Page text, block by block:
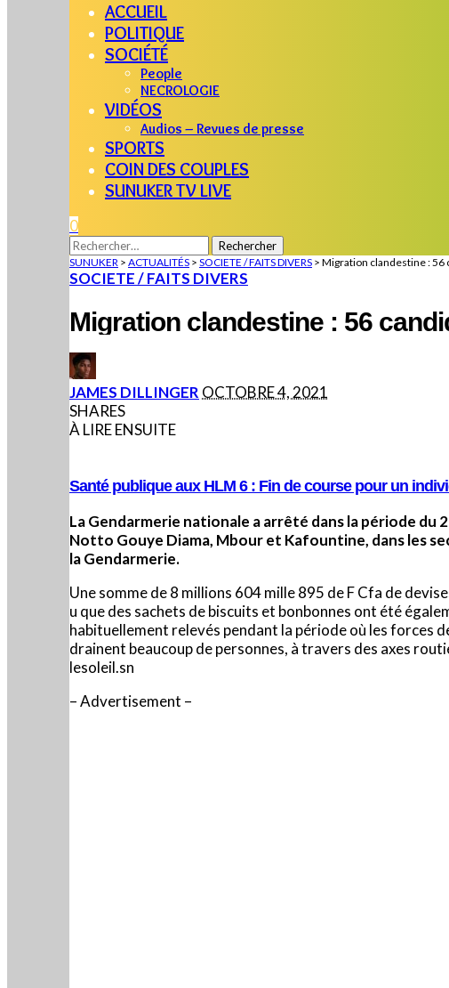
ACCUEIL
POLITIQUE
SOCIÉTÉ
People
NECROLOGIE
VIDÉOS
Audios – Revues de presse
SPORTS
COIN DES COUPLES
SUNUKER TV LIVE
0
Rechercher :
SUNUKER > ACTUALITÉS > SOCIETE / FAITS DIVERS > Migration clandestine : 56
SOCIETE / FAITS DIVERS
Migration clandestine : 56
POSTED
BY
JAMES DILLINGER OCTOBRE 4, 2021
SHARES
À LIRE ENSUITE
Santé publique aux HLM 6 : Fin de course pour un
La Gendarmerie nationale a arrêté dans la période
Notto Gouye Diama, Mbour et Kafountine, dans les
la Gendarmerie.
Une somme de 8 millions 604 mille 895 de F Cfa de
u que des sachets de biscuits et bonbonnes ont été
habituellement relevés pendant la période où les forces
drainent beaucoup de personnes, à travers des axes
lesoleil.sn
– Advertisement –